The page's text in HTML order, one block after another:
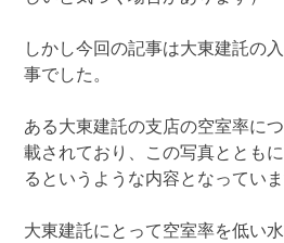
しかし今回の記事は大東建託の
事でした。
ある大東建託の支店の空室率に
載されており、この写真ととも
るというような内容となっていま
大東建託にとって空室率を低い